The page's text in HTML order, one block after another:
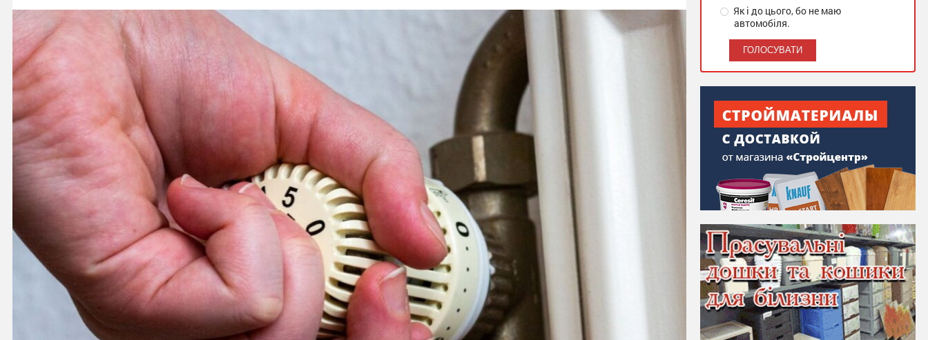
Як і до цього, бо не маю
автомобіля.